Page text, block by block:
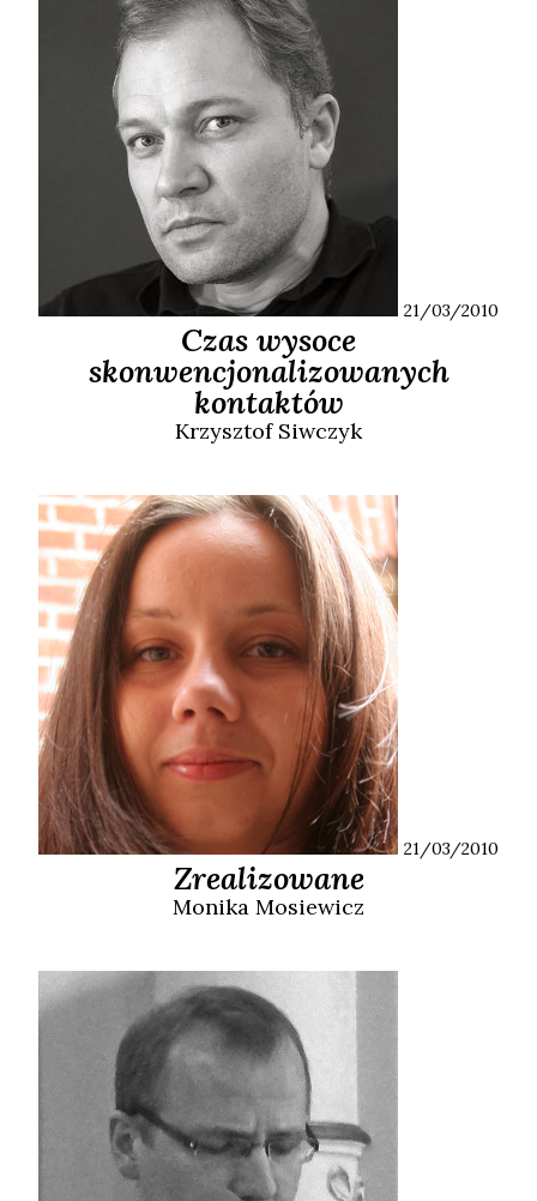
21/03/2010
Czas wysoce
skonwencjonalizowanych
kontaktów
KrzysztofSiwczyk
21/03/2010
Zrealizowane
Monika Mosiewicz